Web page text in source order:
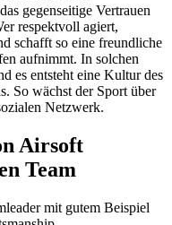
gegenseitige Vertrauen
respektvoll agiert,
schafft so eine freundliche
aufnimmt. In solchen
es entsteht eine Kultur des
So wächst der Sport über
Netzwerk.
Airsoft
Team
mit gutem Beispiel